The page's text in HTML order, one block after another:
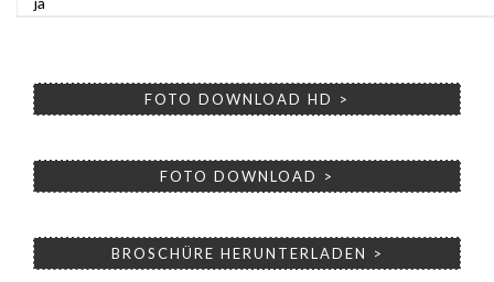
FOTO DOWNLOAD HD >
FOTO DOWNLOAD >
BROSCHÜRE HERUNTERLADEN >